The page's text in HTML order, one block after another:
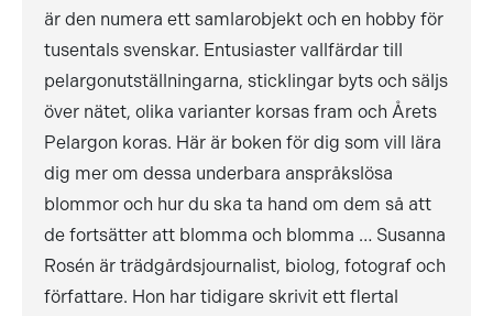
är den numera ett samlarobjekt och en hobby för
tusentals svenskar. Entusiaster vallfärdar till
pelargonutställningarna, sticklingar byts och säljs
över nätet, olika varianter korsas fram och Årets
Pelargon koras. Här är boken för dig som vill lära
dig mer om dessa underbara anspråkslösa
blommor och hur du ska ta hand om dem så att
de fortsätter att blomma och blomma … Susanna
Rosén är trädgårdsjournalist, biolog, fotograf och
författare. Hon har tidigare skrivit ett flertal